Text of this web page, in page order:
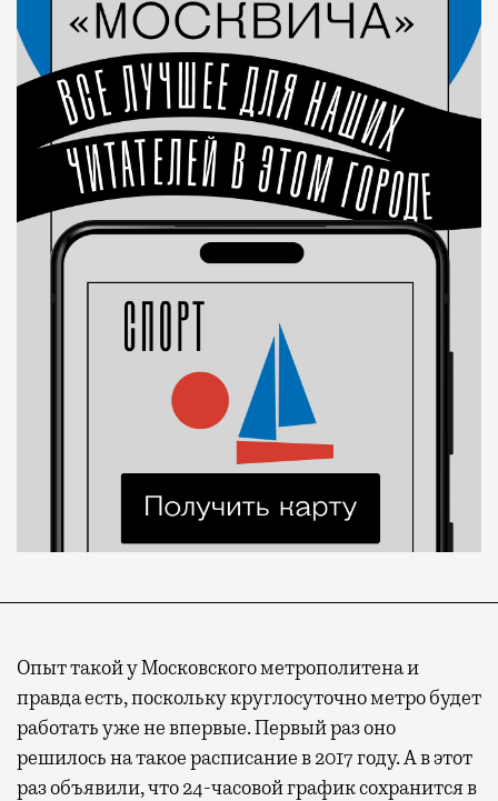
Опыт такой у Московского метрополитена и
правда есть, поскольку круглосуточно метро будет
работать уже не впервые. Первый раз оно
решилось на такое расписание в 2017 году. А в этот
раз объявили, что 24-часовой график сохранится в